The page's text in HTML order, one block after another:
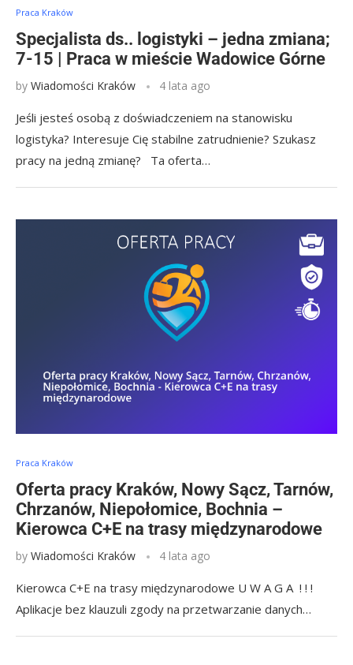
Praca Kraków
Specjalista ds.. logistyki – jedna zmiana;
7-15 | Praca w mieście Wadowice Górne
by Wiadomości Kraków 4 lata ago
Jeśli jesteś osobą z doświadczeniem na stanowisku
logistyka? Interesuje Cię stabilne zatrudnienie? Szukasz
pracy na jedną zmianę? Ta oferta…
Praca Kraków
Oferta pracy Kraków, Nowy Sącz, Tarnów,
Chrzanów, Niepołomice, Bochnia –
Kierowca C+E na trasy międzynarodowe
by Wiadomości Kraków 4 lata ago
Kierowca C+E na trasy międzynarodowe U W A G A ! ! !
Aplikacje bez klauzuli zgody na przetwarzanie danych…